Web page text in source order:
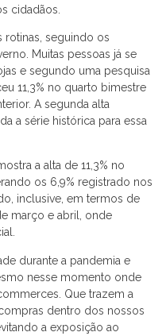
cidadãos.
rotinas, seguindo os
Muitas pessoas já se
e segundo uma pesquisa
11,3% no quarto bimestre
A segunda alta
a série histórica para essa
a alta de 11,3% no
os 6,9% registrado nos
inclusive, em termos de
março e abril, onde
durante a pandemia e
nesse momento onde
Que trazem a
dentro dos nossos
a exposição ao